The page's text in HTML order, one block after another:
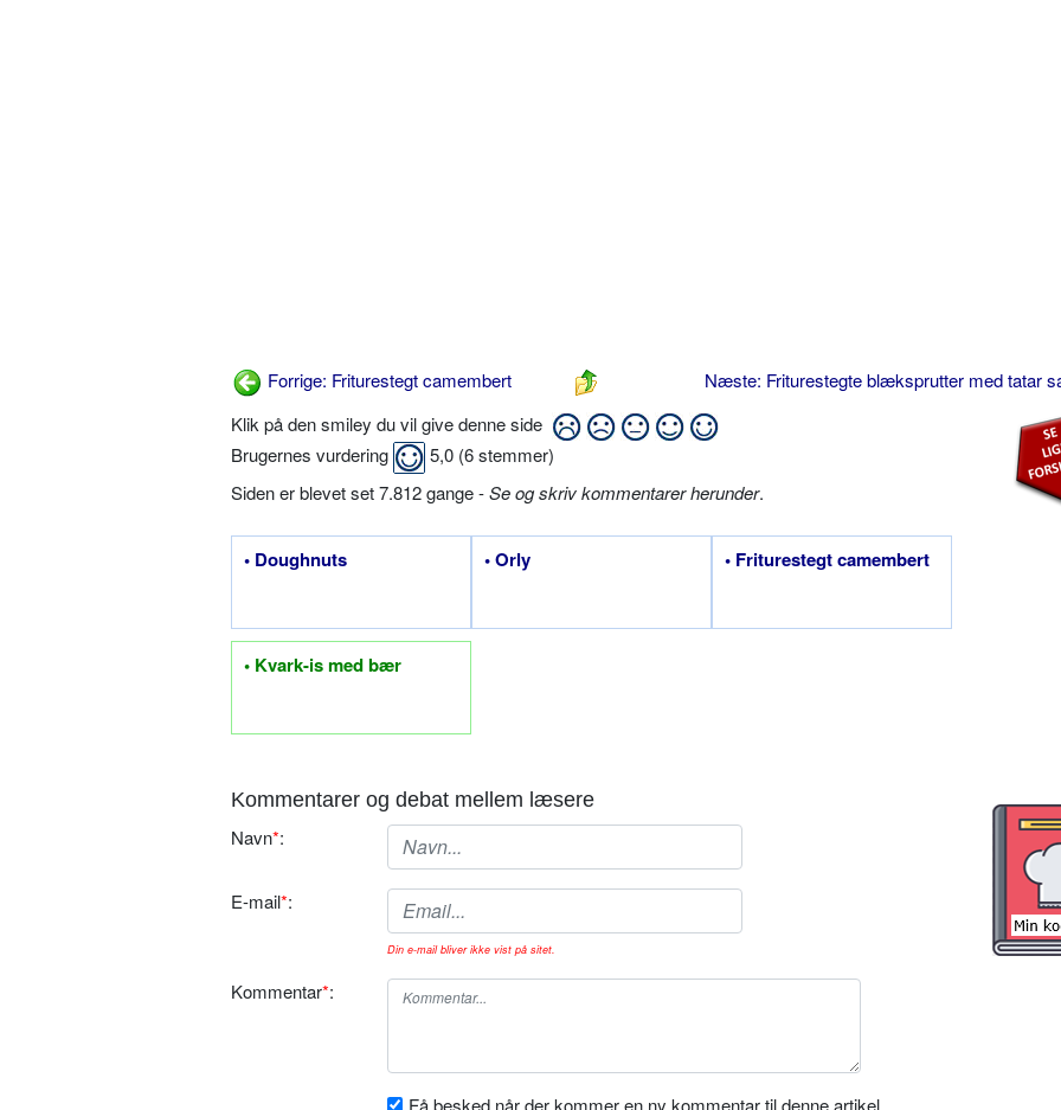
Forrige: Friturestegt camembert
Næste: Friturestegte blæksprutter med tatar
Klik på den smiley du vil give denne side
Brugernes vurdering
5,0 (6stemmer)
Siden er blevet set 7.812 gange -Se og skriv kommentarer herunder.
• Doughnuts • Orly • Friturestegt camembert
• Kvark-is med bær
Kommentarer og debat mellem læsere
Navn*:
E-mail*:
Din e-mail bliver ikke vist på sitet.
Kommentar*:
Få besked når der kommer en ny kommentar til denne artikel